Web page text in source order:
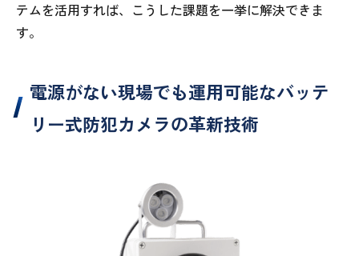
テムを活用すれば、こうした課題を一挙に解決できま
す。
電源がない現場でも運用可能なバッテ
リー式防犯カメラの革新技術